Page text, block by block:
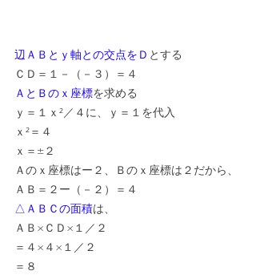
辺ＡＢとｙ軸との交点をＤ とする
ＣＤ＝１－（－３）＝４
ＡとＢのｘ座標を求める
ｙ＝１ｘ²／４に、ｙ＝１を代入
ｘ²＝４
ｘ＝±２
Ａのｘ座標はー２、Ｂのｘ座標は２だから、
ＡＢ＝２ー（－２）＝４
△ＡＢＣの面積は、
ＡＢ×ＣＤ×１／２
＝４×４×１／２
＝８